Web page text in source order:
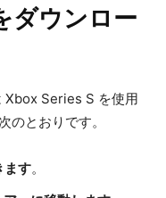
ダウンロー
Series S を使用
のとおりです。
ます。